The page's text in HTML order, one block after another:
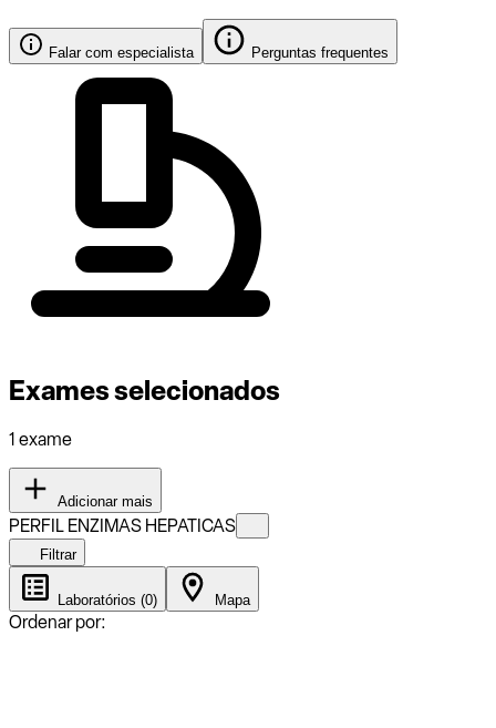
Falar com especialista Perguntas frequentes
Exames selecionados
1 exame
Adicionar mais
PERFIL ENZIMAS HEPATICAS
Filtrar
Laboratórios (0) Mapa
Ordenar por: